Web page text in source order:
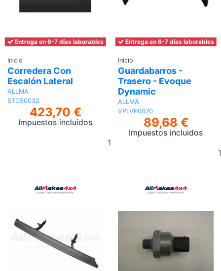
Entrega en 6-7 días laborables
Inicio
Corredera Con
Escalón Lateral
ALLMA
STC50032
423,70 €
Impuestos incluidos
Añadir
Entrega en 6-7 días laborables
Inicio
Guardabarros -
Trasero - Evoque
Dynamic
ALLMA
VPLVP0070
89,68 €
Impuestos incluidos